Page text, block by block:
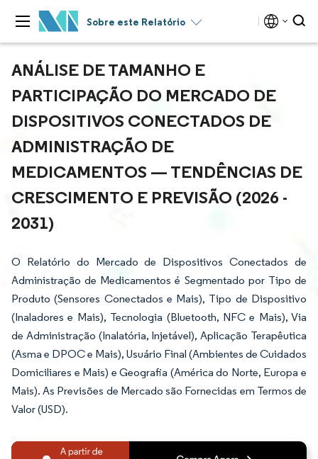
Sobre este Relatório
ANÁLISE DE TAMANHO E
PARTICIPAÇÃO DO MERCADO DE
DISPOSITIVOS CONECTADOS DE
ADMINISTRAÇÃO DE
MEDICAMENTOS — TENDÊNCIAS DE
CRESCIMENTO E PREVISÃO (2026 -
2031)
O Relatório do Mercado de Dispositivos Conectados de
Administração de Medicamentos é Segmentado por Tipo de
Produto (Sensores Conectados e Mais), Tipo de Dispositivo
(Inaladores e Mais), Tecnologia (Bluetooth, NFC e Mais), Via
de Administração (Inalatória, Injetável), Aplicação Terapêutica
(Asma e DPOC e Mais), Usuário Final (Ambientes de Cuidados
Domiciliares e Mais) e Geografia (América do Norte, Europa e
Mais). As Previsões de Mercado são Fornecidas em Termos de
Valor (USD).